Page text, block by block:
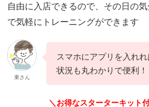
自由に入店できるので、その日の
で気軽にトレーニングができます
東さん
スマホにアプリを入れ
状況も丸わかりで便利！
＼お得なスターターキット